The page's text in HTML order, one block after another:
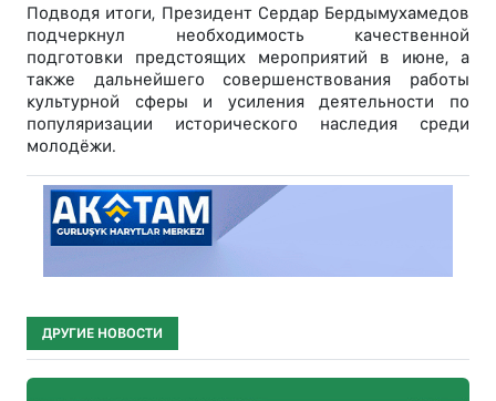
Подводя итоги, Президент Сердар Бердымухамедов
подчеркнул необходимость качественной
подготовки предстоящих мероприятий в июне, а
также дальнейшего совершенствования работы
культурной сферы и усиления деятельности по
популяризации исторического наследия среди
молодёжи.
ДРУГИЕ НОВОСТИ